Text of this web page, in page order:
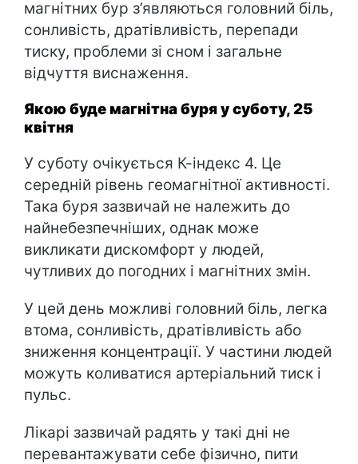
магнітних бур з’являються головний біль,
сонливість, дратівливість, перепади
тиску, проблеми зі сном і загальне
відчуття виснаження.
Якою буде магнітна буря у суботу, 25
квітня
У суботу очікується К-індекс 4. Це
середній рівень геомагнітної активності.
Така буря зазвичай не належить до
найнебезпечніших, однак може
викликати дискомфорт у людей,
чутливих до погодних і магнітних змін.
У цей день можливі головний біль, легка
втома, сонливість, дратівливість або
зниження концентрації. У частини людей
можуть коливатися артеріальний тиск і
пульс.
Лікарі зазвичай радять у такі дні не
перевантажувати себе фізично, пити